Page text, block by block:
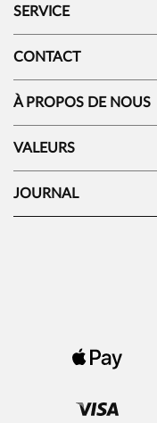
SERVICE
CONTACT
À PROPOS DE NOUS
VALEURS
JOURNAL